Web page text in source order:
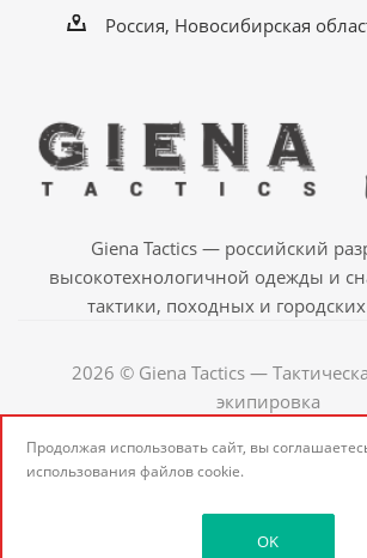
Россия, Новосибирская
Giena Tactics — российский
высокотехнологичной одежды и
тактики, походных и
2026 © Giena Tactics —
экипировка
Продолжая использовать сайт, вы
использования файлов cookie.
OK